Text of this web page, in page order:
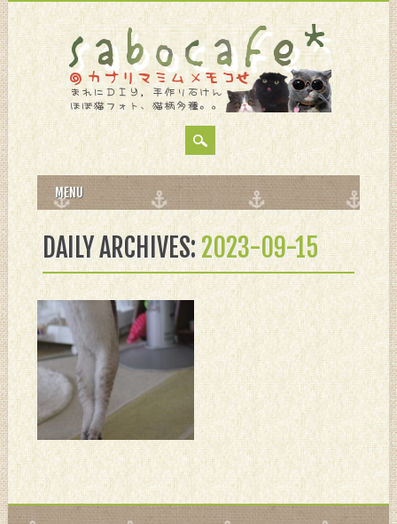
MAIN MENU
to
content
MENU
DAILY ARCHIVES:2023-09-15
9月 15, 2023
初爪切り苦戦。。。
もう、雑種系にゃんこだっ
て。。。 猛烈体力あるし、動
き良いし、 爪切り暴れてで
きないし。。。 あ～あ。。。
コノカンジ。。。 みっちゃん
を思い出すわ。。。 つーこと
で。。。 ゆったりしたい方は
スコをオススメシマス。。。(